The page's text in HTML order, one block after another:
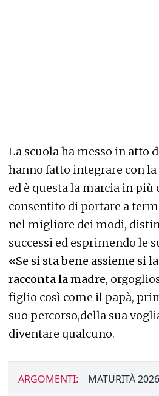
La scuola ha messo in atto
hanno fatto integrare con la
ed è questa la marcia in più
consentito di portare a
nel migliore dei modi,
successi ed esprimendo le
«Se si sta bene assieme si
racconta la madre,
figlio così come il papà,
suo percorso,della sua
diventare qualcuno.
ARGOMENTI: MATURITÀ 2026